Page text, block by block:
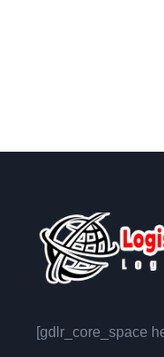
[gdlr_core_space